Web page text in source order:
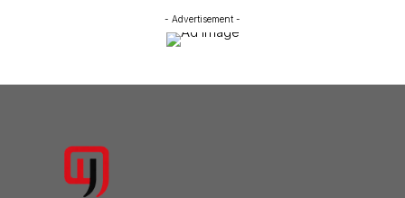
- Advertisement -